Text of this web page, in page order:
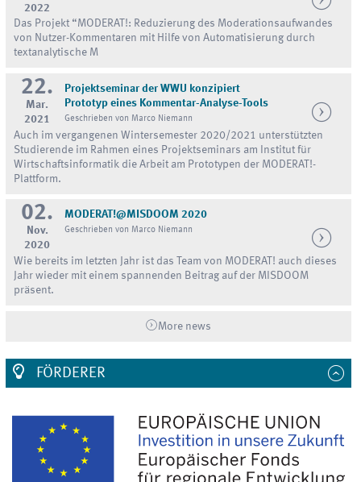
2022
Das Projekt “MODERAT!: Reduzierung des Moderationsaufwandes
von Nutzer-Kommentaren mit Hilfe von Automatisierung durch
textanalytische M
22.
Mar.
2021
Projektseminar der WWU konzipiert
Prototyp eines Kommentar-Analyse-Tools
Geschrieben von Marco Niemann
Auch im vergangenen Wintersemester 2020/2021 unterstützten
Studierende im Rahmen eines Projektseminars am Institut für
Wirtschaftsinformatik die Arbeit am Prototypen der MODERAT!-
Plattform.
02.
Nov.
2020
MODERAT!@MISDOOM 2020
Geschrieben von Marco Niemann
Wie bereits im letzten Jahr ist das Team von MODERAT! auch dieses
Jahr wieder mit einem spannenden Beitrag auf der MISDOOM
präsent.
More news
FÖRDERER